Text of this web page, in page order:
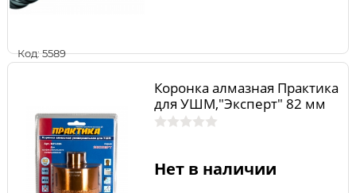
Код: 5589
Коронка алмазная Практика
для УШМ,"Эксперт" 82 мм
Нет в наличии